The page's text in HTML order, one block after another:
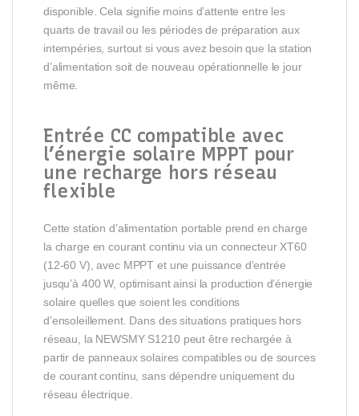
disponible. Cela signifie moins d’attente entre les
quarts de travail ou les périodes de préparation aux
intempéries, surtout si vous avez besoin que la station
d’alimentation soit de nouveau opérationnelle le jour
même.
Entrée CC compatible avec
l’énergie solaire MPPT pour
une recharge hors réseau
flexible
Cette station d’alimentation portable prend en charge
la charge en courant continu via un connecteur XT60
(12-60 V), avec MPPT et une puissance d’entrée
jusqu’à 400 W, optimisant ainsi la production d’énergie
solaire quelles que soient les conditions
d’ensoleillement. Dans des situations pratiques hors
réseau, la NEWSMY S1210 peut être rechargée à
partir de panneaux solaires compatibles ou de sources
de courant continu, sans dépendre uniquement du
réseau électrique.